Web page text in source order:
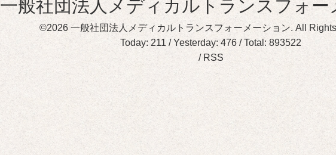
一般社団法人メディカルトランスフォー
©2026 一般社団法人メディカルトランスフォーメーション. All
Today: 211 / Yesterday:476 / Total:893522
/ RSS